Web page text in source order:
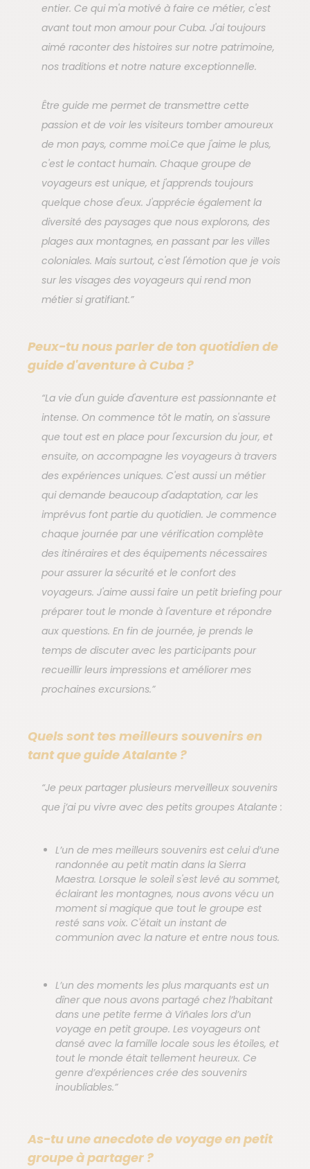
entier. Ce qui m'a motivé à faire ce métier, c'est
avant tout mon amour pour Cuba. J'ai toujours
aimé raconter des histoires sur notre patrimoine,
nos traditions et notre nature exceptionnelle.
Être guide me permet de transmettre cette
passion et de voir les visiteurs tomber amoureux
de mon pays, comme moi.Ce que j'aime le plus,
c'est le contact humain. Chaque groupe de
voyageurs est unique, et j'apprends toujours
quelque chose d'eux. J'apprécie également la
diversité des paysages que nous explorons, des
plages aux montagnes, en passant par les villes
coloniales. Mais surtout, c'est l'émotion que je vois
sur les visages des voyageurs qui rend mon
métier si gratifiant.”
Peux-tu nous parler de ton quotidien de
guide d'aventure à Cuba ?
“La vie d'un guide d'aventure est passionnante et
intense. On commence tôt le matin, on s'assure
que tout est en place pour l'excursion du jour, et
ensuite, on accompagne les voyageurs à travers
des expériences uniques. C'est aussi un métier
qui demande beaucoup d'adaptation, car les
imprévus font partie du quotidien. Je commence
chaque journée par une vérification complète
des itinéraires et des équipements nécessaires
pour assurer la sécurité et le confort des
voyageurs. J'aime aussi faire un petit briefing pour
préparer tout le monde à l'aventure et répondre
aux questions. En fin de journée, je prends le
temps de discuter avec les participants pour
recueillir leurs impressions et améliorer mes
prochaines excursions.”
Quels sont tes meilleurs souvenirs en
tant que guide Atalante ?
“Je peux partager plusieurs merveilleux souvenirs
que j’ai pu vivre avec des petits groupes Atalante :
L’un de mes meilleurs souvenirs est celui d’une
randonnée au petit matin dans la Sierra
Maestra. Lorsque le soleil s'est levé au sommet,
éclairant les montagnes, nous avons vécu un
moment si magique que tout le groupe est
resté sans voix. C'était un instant de
communion avec la nature et entre nous tous.
L’un des moments les plus marquants est un
dîner que nous avons partagé chez l’habitant
dans une petite ferme à Viñales lors d’un
voyage en petit groupe. Les voyageurs ont
dansé avec la famille locale sous les étoiles, et
tout le monde était tellement heureux. Ce
genre d’expériences crée des souvenirs
inoubliables.”
As-tu une anecdote de voyage en petit
groupe à partager ?